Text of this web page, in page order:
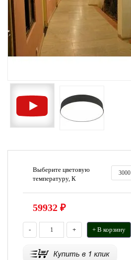
Выберите цветовую
температуру, К
59932 ₽
- + + В корзину